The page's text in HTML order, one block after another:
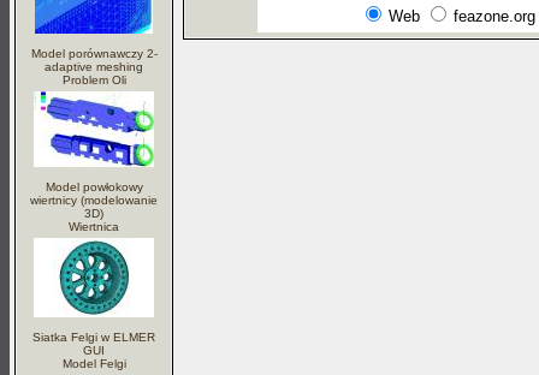
Model porównawczy 2-
adaptive meshing
Problem Oli
Model powłokowy
wiertnicy (modelowanie
3D)
Wiertnica
Siatka Felgi w ELMER
GUI
Model Felgi
Web feazone.org